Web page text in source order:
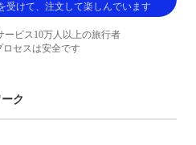
受けて、注文して楽しんでいます
ービス10万人以上の旅行者
ロセスは安全です
ク